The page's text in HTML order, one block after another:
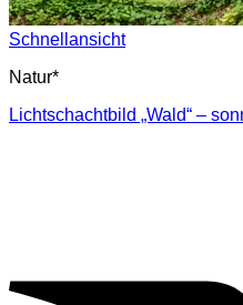
Schnellansicht
Natur*
Lichtschachtbild „Wald“ –